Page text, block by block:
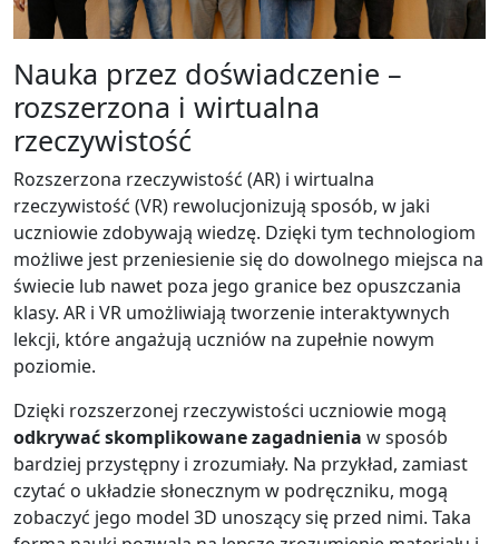
Nauka przez doświadczenie –
rozszerzona i wirtualna
rzeczywistość
Rozszerzona rzeczywistość (AR) i wirtualna
rzeczywistość (VR) rewolucjonizują sposób, w jaki
uczniowie zdobywają wiedzę. Dzięki tym technologiom
możliwe jest przeniesienie się do dowolnego miejsca na
świecie lub nawet poza jego granice bez opuszczania
klasy. AR i VR umożliwiają tworzenie interaktywnych
lekcji, które angażują uczniów na zupełnie nowym
poziomie.
Dzięki rozszerzonej rzeczywistości uczniowie mogą
odkrywać skomplikowane zagadnienia w sposób
bardziej przystępny i zrozumiały. Na przykład, zamiast
czytać o układzie słonecznym w podręczniku, mogą
zobaczyć jego model 3D unoszący się przed nimi. Taka